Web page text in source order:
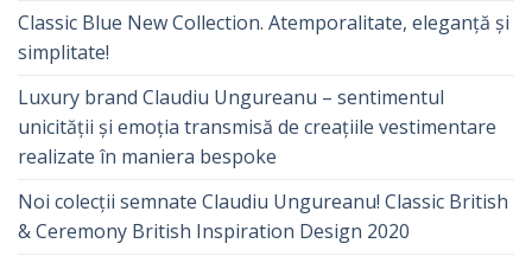
Classic Blue New Collection. Atemporalitate, eleganță și
simplitate!
Luxury brand Claudiu Ungureanu – sentimentul
unicității și emoția transmisă de creațiile vestimentare
realizate în maniera bespoke
Noi colecții semnate Claudiu Ungureanu! Classic British
& Ceremony British Inspiration Design 2020